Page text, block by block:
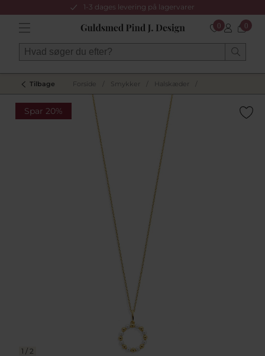
1-3 dages levering på lagervarer
0 0
Tilbage Forside Smykker Halskæder
Spar 20%
1 / 2